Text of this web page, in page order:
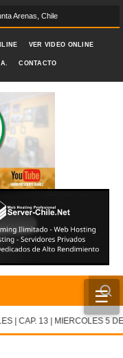
Arenas, Chile
VER VIDEO ONLINE
CONTACTO
☰
| CAP. 13 | MIERCOLES 5 DE